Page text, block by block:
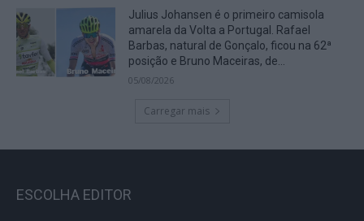
Julius Johansen é o primeiro camisola
amarela da Volta a Portugal. Rafael
Barbas, natural de Gonçalo, ficou na 62ª
posição e Bruno Maceiras, de...
05/08/2026
Carregar mais
ESCOLHA EDITOR